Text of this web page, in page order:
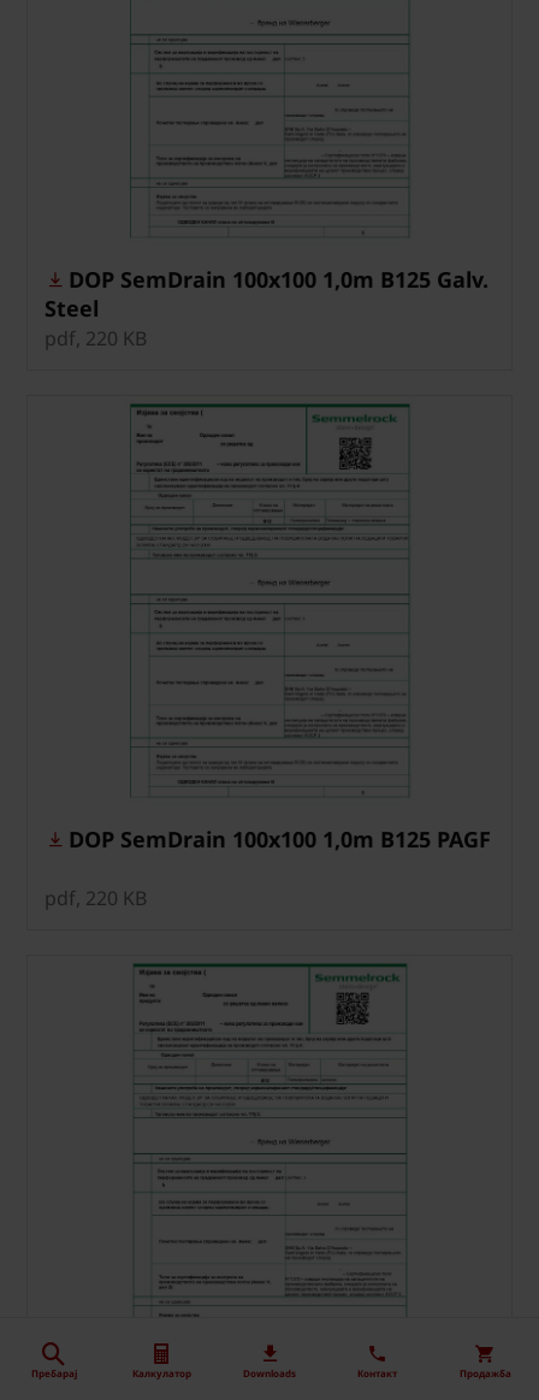
DOP SemDrain 100x100 1,0m B125 Galv.
Steel
pdf, 220 KB
DOP SemDrain 100x100 1,0m B125 PAGF
pdf, 220 KB
Пребарај Калкулатор Downloads Контакт Продажба